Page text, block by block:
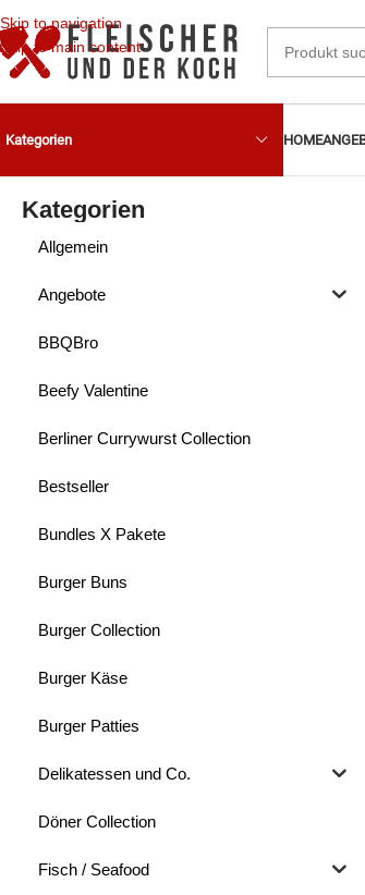
Skip to navigation
Skip to main content
Kategorien HOME
Kategorien
Allgemein
Angebote
BBQBro
Beefy Valentine
Berliner Currywurst Collection
Bestseller
Bundles X Pakete
Burger Buns
Burger Collection
Burger Käse
Burger Patties
Delikatessen und Co.
Döner Collection
Fisch / Seafood